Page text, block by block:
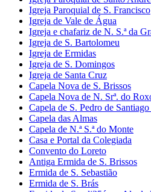
Igreja Paroquial de S. Francisco
Igreja de Vale de Água
Igreja e chafariz de N. S.ª da
Igreja de S. Bartolomeu
Igreja de Ermidas
Igreja de S. Domingos
Igreja de Santa Cruz
Capela Nova de S. Brissos
Capela Nova de N. Srª. do
Capela de S. Pedro de
Capela das Almas
Capela de N.ª S.ª do Monte
Casa e Portal da Colegiada
Convento do Loreto
Antiga Ermida de S. Brissos
Ermida de S. Sebastião
Ermida de S. Brás